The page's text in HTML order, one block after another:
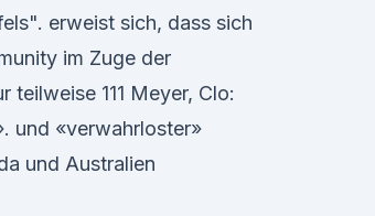
erweist sich, dass sich
im Zuge der
teilweise 111 Meyer, Clo:
und «verwahrloster»
und Australien